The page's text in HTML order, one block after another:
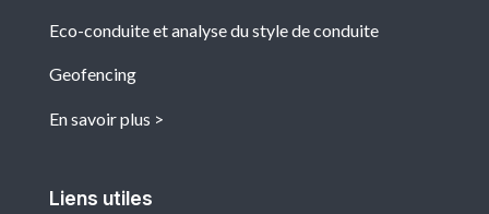
Eco-conduite et analyse du style de conduite
Geofencing
En savoir plus
Liens utiles